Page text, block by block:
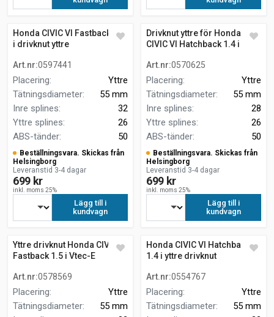
Honda CIVIC VI Fastback 1.6
i drivknut yttre
Art.nr:0597441
Placering:
Yttre
Tätningsdiameter:
55 mm
Inre splines:
32
Yttre splines:
26
ABS-tänder: 50
Beställningsvara. Skickas från
Helsingborg
Leveranstid 3-4 dagar
699 kr
inkl. moms 25%
Lägg till i
kundvagn
Drivknut yttre för Honda
CIVIC VI Hatchback 1.4 i
Art.nr:0570625
Placering:
Yttre
Tätningsdiameter:
55 mm
Inre splines:
28
Yttre splines:
26
ABS-tänder: 50
Beställningsvara. Skickas från
Helsingborg
Leveranstid 3-4 dagar
699 kr
inkl. moms 25%
Lägg till i
kundvagn
Yttre drivknut Honda CIVIC VI
Fastback 1.5 i Vtec-E
Art.nr:0578569
Placering:
Yttre
Tätningsdiameter:
55 mm
Honda CIVIC VI Hatchback
1.4 i yttre drivknut
Art.nr:0554767
Placering:
Yttre
Tätningsdiameter:
55 mm